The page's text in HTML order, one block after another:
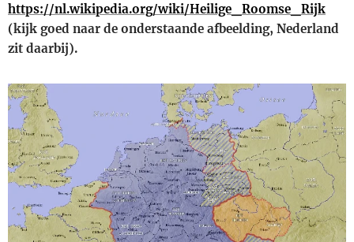
https://nl.wikipedia.org/wiki/Heilige_Roomse_Rijk
(kijk goed naar de onderstaande afbeelding, Nederland
zit daarbij).